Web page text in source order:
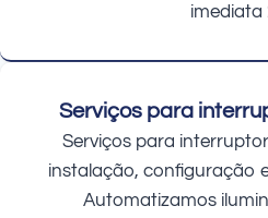
imediata
Serviços para
Serviços para
instalação, configuração
Automatizamos